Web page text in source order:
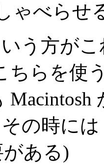
ゃべらせ
いう方が
ちらを使
Macintosh
の時に
がある)